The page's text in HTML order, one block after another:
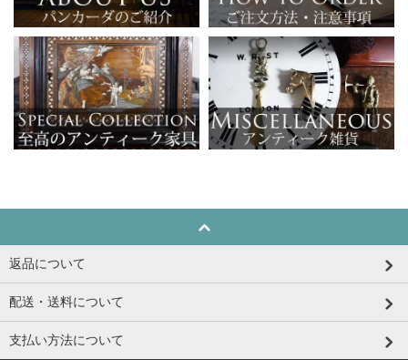
返品について
配送・送料について
支払い方法について